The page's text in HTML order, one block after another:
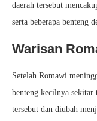
daerah tersebut
serta beberapa benteng
Warisan
Setelah Romawi
benteng kecilnya
tersebut dan diubah